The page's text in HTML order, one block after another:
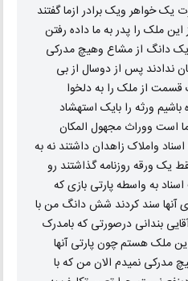
یک خواهر ویک برادر ازما گفتند
ملک را پدر به ما داده رفتن
دانگ از مشاع وهیچ مدرکی
ندادند پس از دوسال از بی
قسمت از ملک را به دلخوا
ورثه را بایک استهشاد
ووراث مجهول المکان
واملاک زاهدان داشتند نه به
یک ورقه روزنامه گذاشتند رو
به واسطه پارتی بازی که
آنها سند کردند شش دانگ من با
بندانی درصورتی که بامدرک
ملک هستم چون پارتی آنها
مدرکی نمیدم الان من که با